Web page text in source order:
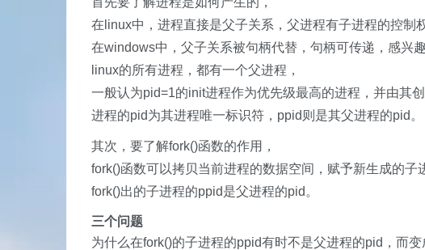
在linux中，进程直接是父子关系，父进程有子进程的控制
在windows中，父子关系被句柄代替，句柄可传递，感兴
linux的所有进程，都有一个父进程，
一般认为pid=1的init进程作为优先级最高的进程，并由其创
进程的pid为其进程唯一标识符，ppid则是其父进程的pid。
其次，要了解fork()函数的作用，
fork()函数可以拷贝当前进程的数据空间，赋予新生成的子
fork()出的子进程的ppid是父进程的pid。
三个问题
为什么在fork()的子进程的ppid有时不是父进程的pid，而变